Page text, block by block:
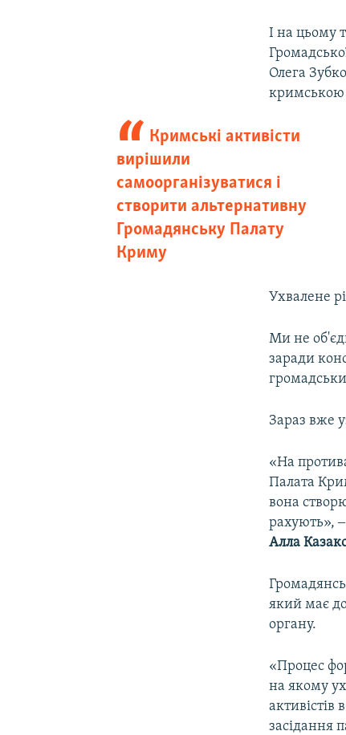
І на цьому
Олега
кримською
Кримські активісти
вирішили
самоорганізуватися і
створити альтернативну
Громадянську Палату
Криму
Ухвалене
Ми не
заради
Зараз вже
«На
Палата
вона
рахують»,
Алла
який має
органу.
«Процес
на якому
засідання